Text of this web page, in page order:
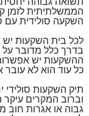
הממשלתיתית לזמן
השקעה סולידית עם
לכל בית השקעות יש
ההשקעות יש
כל עוד הוא לא עובר את
תיק השקעות סולידי
וברוב המקרים
גבוה או אגרות